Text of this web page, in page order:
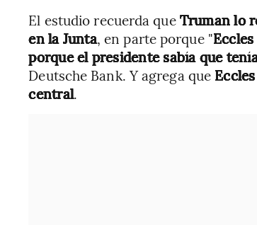
El estudio recuerda queTruman lo
en la Junta, en parte porque "
porque el presidente sabía que
Deutsche Bank. Y agrega que
central.